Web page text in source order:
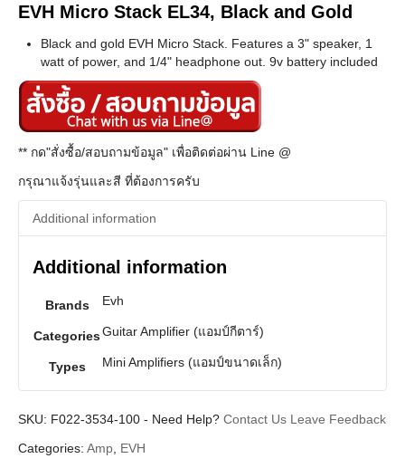
EVH Micro Stack EL34, Black and Gold
Black and gold EVH Micro Stack. Features a 3" speaker, 1
watt of power, and 1/4" headphone out. 9v battery included
** กด"สั่งซื้อ/สอบถามข้อมูล" เพื่อติดต่อผ่าน Line @
กรุณาแจ้งรุ่นและสี ที่ต้องการครับ
Additional information
Additional information
Brands Evh
CategoriesGuitar Amplifier (แอมป์กีตาร์)
Types Mini Amplifiers (แอมป์ขนาดเล็ก)
SKU: F022-3534-100 - Need Help? Contact Us Leave Feedback
Categories: Amp EVH